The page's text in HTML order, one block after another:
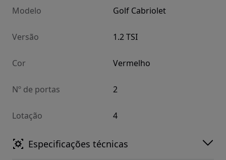
Modelo Golf Cabriolet
Versão 1.2 TSI
Cor Vermelho
Nº de portas 2
Lotação 4
Especificações técnicas